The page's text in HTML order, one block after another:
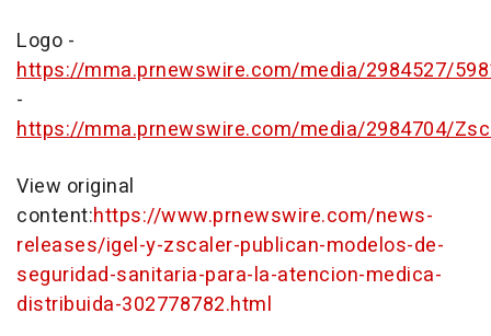
Logo -
https://mma.prnewswire.com/media/2984527/
-
https://mma.prnewswire.com/media/2984704/
View original
content:https://www.prnewswire.com/news-
releases/igel-y-zscaler-publican-modelos-de-
seguridad-sanitaria-para-la-atencion-medica-
distribuida-302778782.html